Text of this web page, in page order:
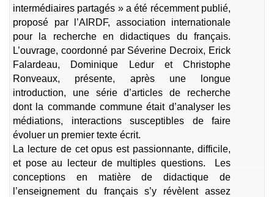
intermédiaires partagés » a été récemment publié,
proposé par l’AIRDF, association internationale
pour la recherche en didactiques du français.
L’ouvrage, coordonné par Séverine Decroix, Erick
Falardeau, Dominique Ledur et Christophe
Ronveaux, présente, après une longue
introduction, une série d’articles de recherche
dont la commande commune était d’analyser les
médiations, interactions susceptibles de faire
évoluer un premier texte écrit.
La lecture de cet opus est passionnante, difficile,
et pose au lecteur de multiples questions. Les
conceptions en matière de didactique de
l’enseignement du français s’y révèlent assez